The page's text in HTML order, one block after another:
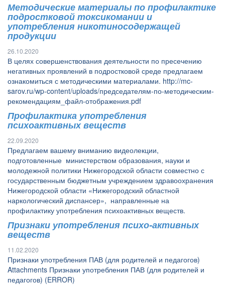
Методические материалы по профилактике
подростковой токсикомании и
употребления никотиносодержащей
продукции
26.10.2020
В целях совершенствования деятельности по пресечению
негативных проявлений в подростковой среде предлагаем
ознакомиться с методическими материалами. http://mc-
sarov.ru/wp-content/uploads/председателям-по-методическим-
рекомендациям_файл-отображения.pdf
Профилактика употребления
психоактивных веществ
22.09.2020
Предлагаем вашему вниманию видеолекции,
подготовленные министерством образования, науки и
молодежной политики Нижегородской области совместно с
государственным бюджетным учреждением здравоохранения
Нижегородской области «Нижегородский областной
наркологический диспансер», направленные на
профилактику употребления психоактивных веществ.
Признаки употребления психо-активных
веществ
11.02.2020
Признаки употребления ПАВ (для родителей и педагогов)
Attachments Признаки употребления ПАВ (для родителей и
педагогов) (ERROR)